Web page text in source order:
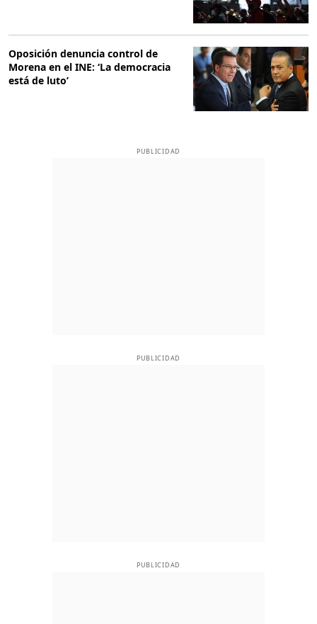
Oposición denuncia control de
Morena en el INE: ‘La democracia
está de luto’
PUBLICIDAD
PUBLICIDAD
PUBLICIDAD